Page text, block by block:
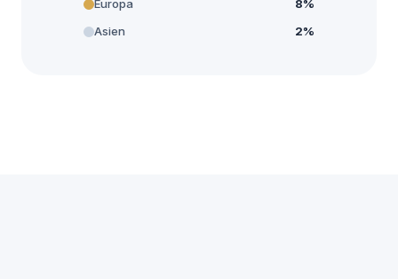
Europa
8%
Asien
2%